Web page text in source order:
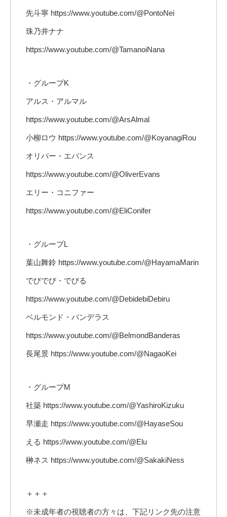
先斗寧 https://www.youtube.com/@PontoNei
珠乃井ナナ
https://www.youtube.com/@TamanoiNana
・グループK
アルス・アルマル
https://www.youtube.com/@ArsAlmal
小柳ロウ https://www.youtube.com/@KoyanagiRou
オリバー・エバンス
https://www.youtube.com/@OliverEvans
エリー・コニファー
https://www.youtube.com/@EliConifer
・グループL
葉山舞鈴 https://www.youtube.com/@HayamaMarin
でびでび・でびる
https://www.youtube.com/@DebidebiDebiru
ベルモンド・バンデラス
https://www.youtube.com/@BelmondBanderas
長尾景 https://www.youtube.com/@NagaoKei
・グループM
社築 https://www.youtube.com/@YashiroKizuku
早瀬走 https://www.youtube.com/@HayaseSou
える https://www.youtube.com/@Elu
榊ネス https://www.youtube.com/@SakakiNess
＋＋＋
※未成年者の視聴者の方々は、下記リンク先の注意